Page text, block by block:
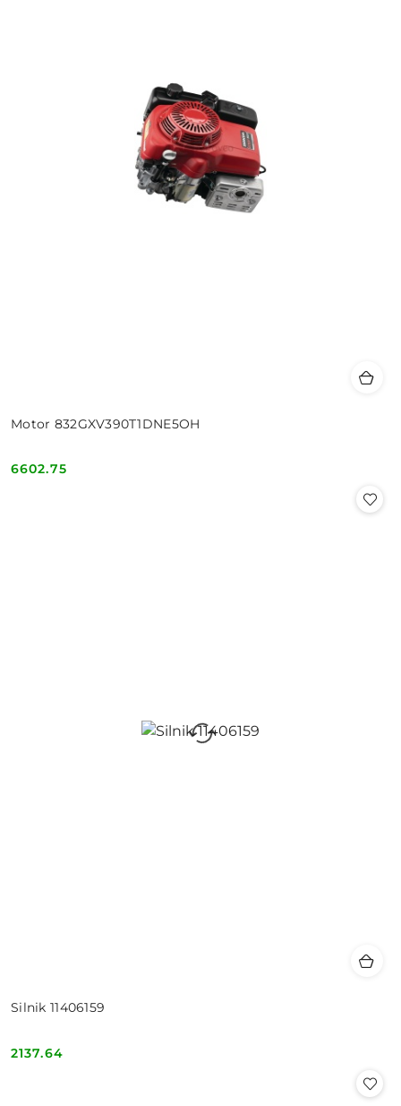
Motor 832GXV390T1DNE5OH
Cena:
6602.75
Silnik 11406159
Cena:
2137.64